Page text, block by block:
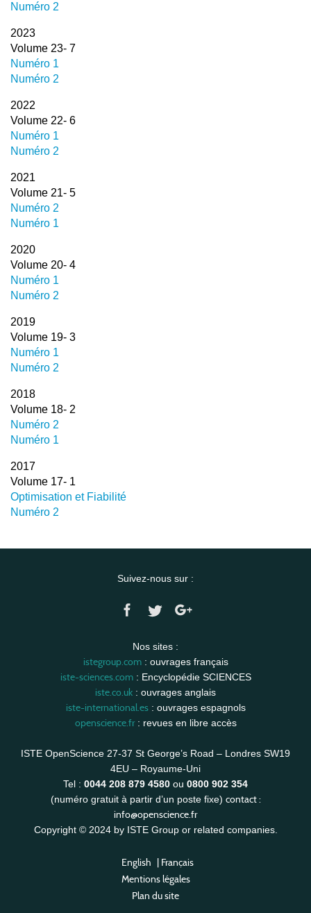
Numéro 2
2023
Volume 23- 7
Numéro 1
Numéro 2
2022
Volume 22- 6
Numéro 1
Numéro 2
2021
Volume 21- 5
Numéro 2
Numéro 1
2020
Volume 20- 4
Numéro 1
Numéro 2
2019
Volume 19- 3
Numéro 1
Numéro 2
2018
Volume 18- 2
Numéro 2
Numéro 1
2017
Volume 17- 1
Optimisation et Fiabilité
Numéro 2
Suivez-nous sur :
Nos sites :
istegroup.com: ouvrages français
iste-sciences.com: Encyclopédie SCIENCES
iste.co.uk : ouvrages anglais
iste-international.es: ouvrages espagnols
openscience.fr: revues en libre accès
ISTE OpenScience 27-37 St George’s Road – Londres SW19
4EU – Royaume-Uni
Tel : 0044 208 879 4580 ou 0800 902 354
(numéro gratuit à partir d’un poste fixe) contact :
info@openscience.fr
Copyright © 2024 by ISTE Group or related companies.
English | Français
Mentions légales
Plan du site